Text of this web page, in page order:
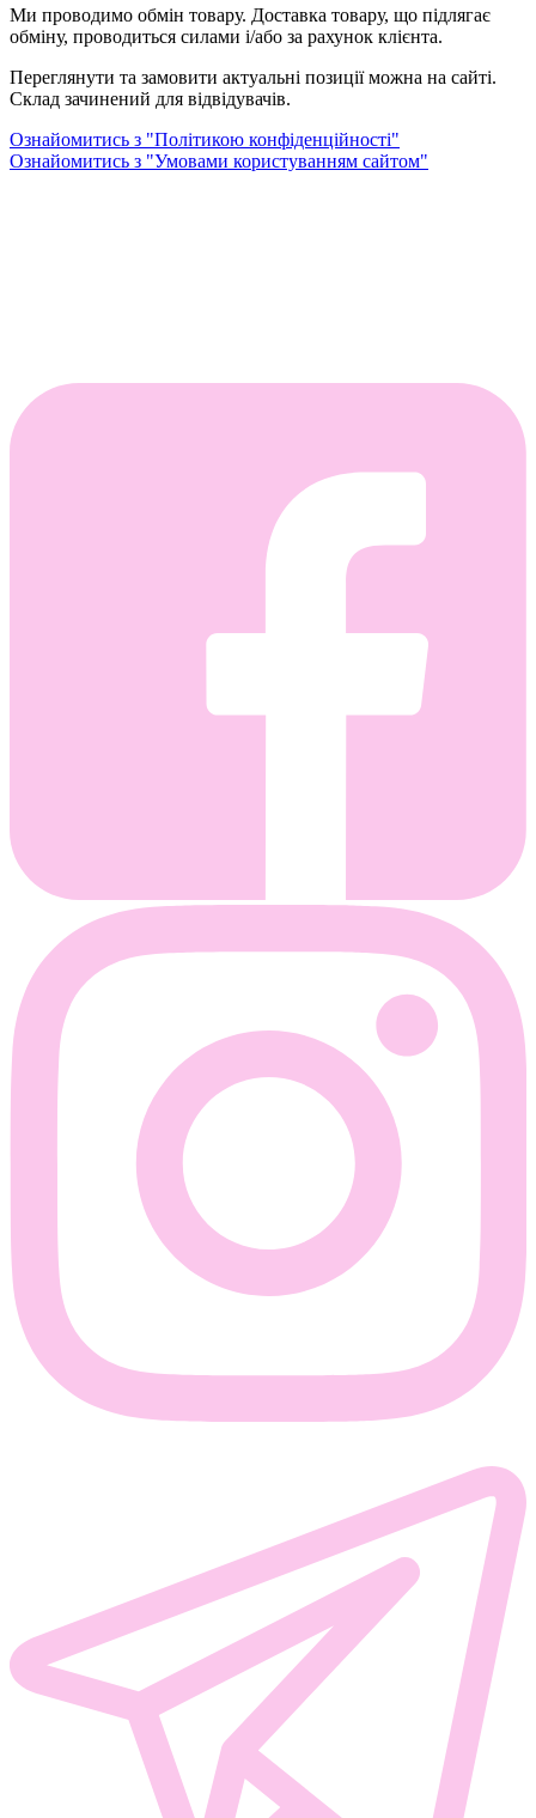
Ми проводимо обмін товару. Доставка товару, що підлягає
обміну, проводиться силами і/або за рахунок клієнта.
Переглянути та замовити актуальні позиції можна на сайті.
Склад зачинений для відвідувачів.
Ознайомитись з "Політикою конфіденційності"
Ознайомитись з "Умовами користуванням сайтом"